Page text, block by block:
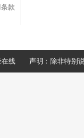
款
在线 声明：除非特别